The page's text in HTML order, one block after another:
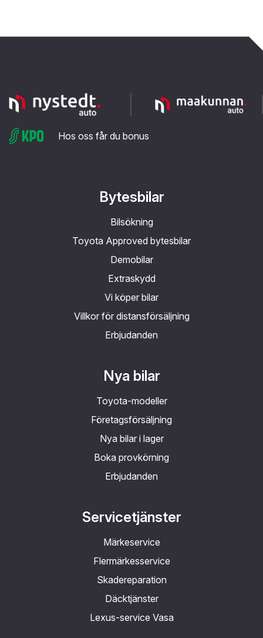
Hos oss får du bonus
Bytesbilar
Bilsökning
Toyota Approved bytesbilar
Demobilar
Extraskydd
Vi köper bilar
Villkor för distansförsäljning
Erbjudanden
Nya bilar
Toyota-modeller
Företagsförsäljning
Nya bilar i lager
Boka provkörning
Erbjudanden
Servicetjänster
Märkeservice
Flermärkesservice
Skadereparation
Däcktjänster
Lexus-service Vasa